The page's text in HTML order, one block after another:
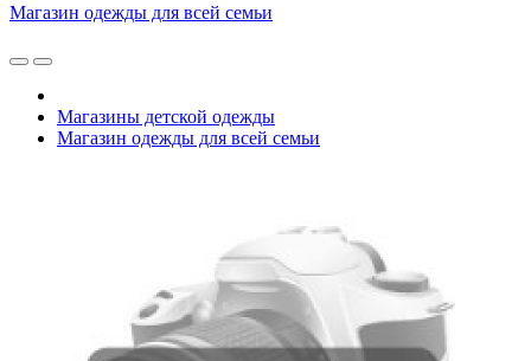
Магазин одежды для всей семьи
Магазины детской одежды
Магазин одежды для всей семьи